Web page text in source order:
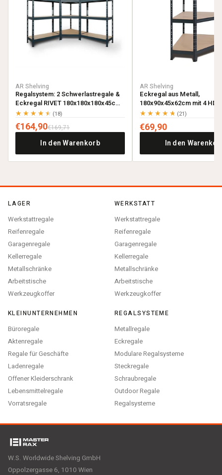
AR Shelving
Regalsystem: 2 Schwerlastregale &
Eckregal RIVET 180x180x180x45cm
mit 4 HDF-Böden, anthrazitgrau
★★★★★ (18)
€164,90€169,71
In den Warenkorb
AR Shelving
Eckregal aus Metall,
180x90x45x62cm mit 4
anthrazitgrau
★★★★★ (21)
€69,90
In den
LAGER
Werkstattregale
Reifenregale
Garagenregale
Kellerregale
Metallschränke
Arbeitstische
Werkzeugkoffer
WERKSTATT
Werkstattregale
Reifenregale
Garagenregale
Kellerregale
Metallschränke
Arbeitstische
Werkzeugkoffer
KLEINUNTERNEHMEN
Büroregale
Aktenregale
Regale für Geschäfte
Ladenregale
Offener Kleiderschrank
Lebensmittelregale
Vorratsregale
REGALSYSTEME
Metallregale
Eckregale
Modulare Regalsysteme
Steckregale
Schraubregale
Outdoor Regale
Regalsysteme
W.S. Worldwide Shelving GmbH
Oppolzergasse 6, 1010 Wien